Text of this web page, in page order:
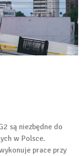
są niezbędne do
w Polsce.
prace przy